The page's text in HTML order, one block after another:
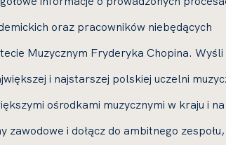
oraz pracowników niebędących
Muzycznym Fryderyka Chopina. Wyśli
i najstarszej polskiej uczelni
ośrodkami muzycznymi w kraju i na
zawodowe i dołącz do ambitnego